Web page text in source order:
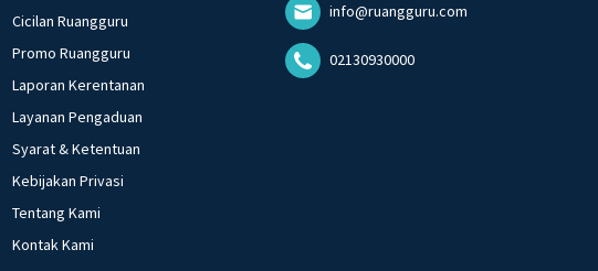
Cicilan Ruangguru
Promo Ruangguru
Laporan Kerentanan
Layanan Pengaduan
Syarat & Ketentuan
Kebijakan Privasi
Tentang Kami
Kontak Kami
info@ruangguru.com
02130930000